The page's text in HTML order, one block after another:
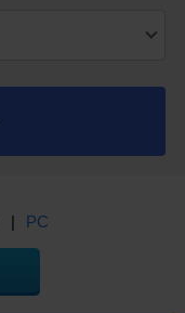
| PC